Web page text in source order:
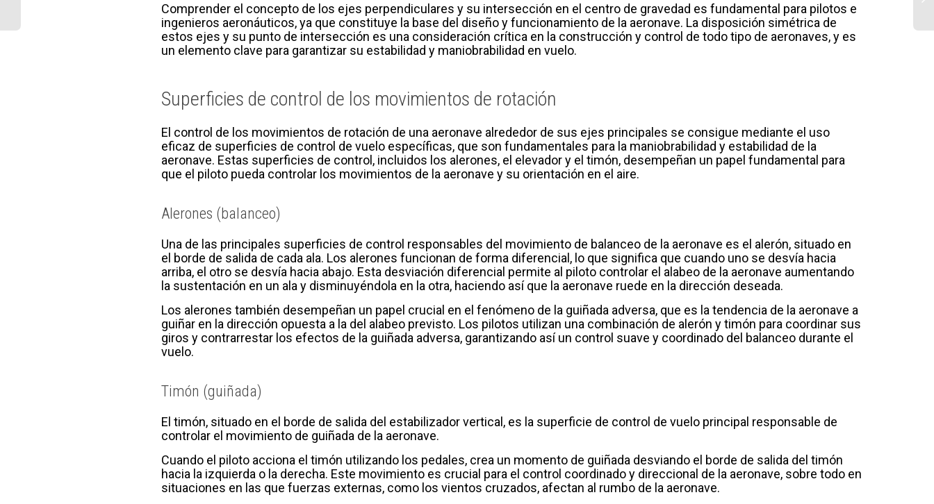
Comprender el concepto de los ejes perpendiculares y su intersección en el centro de gravedad es fundamental para pilotos e
ingenieros aeronáuticos, ya que constituye la base del diseño y funcionamiento de la aeronave. La disposición simétrica de
estos ejes y su punto de intersección es una consideración crítica en la construcción y control de todo tipo de aeronaves, y es
un elemento clave para garantizar su estabilidad y maniobrabilidad en vuelo.
Superficies de control de los movimientos de rotación
El control de los movimientos de rotación de una aeronave alrededor de sus ejes principales se consigue mediante el uso
eficaz de superficies de control de vuelo específicas, que son fundamentales para la maniobrabilidad y estabilidad de la
aeronave. Estas superficies de control, incluidos los alerones, el elevador y el timón, desempeñan un papel fundamental para
que el piloto pueda controlar los movimientos de la aeronave y su orientación en el aire.
Alerones (balanceo)
Una de las principales superficies de control responsables del movimiento de balanceo de la aeronave es el alerón, situado en
el borde de salida de cada ala. Los alerones funcionan de forma diferencial, lo que significa que cuando uno se desvía hacia
arriba, el otro se desvía hacia abajo. Esta desviación diferencial permite al piloto controlar el alabeo de la aeronave aumentando
la sustentación en un ala y disminuyéndola en la otra, haciendo así que la aeronave ruede en la dirección deseada.
Los alerones también desempeñan un papel crucial en el fenómeno de la guiñada adversa, que es la tendencia de la aeronave a
guiñar en la dirección opuesta a la del alabeo previsto. Los pilotos utilizan una combinación de alerón y timón para coordinar sus
giros y contrarrestar los efectos de la guiñada adversa, garantizando así un control suave y coordinado del balanceo durante el
vuelo.
Timón (guiñada)
El timón, situado en el borde de salida del estabilizador vertical, es la superficie de control de vuelo principal responsable de
controlar el movimiento de guiñada de la aeronave.
Cuando el piloto acciona el timón utilizando los pedales, crea un momento de guiñada desviando el borde de salida del timón
hacia la izquierda o la derecha. Este movimiento es crucial para el control coordinado y direccional de la aeronave, sobre todo en
situaciones en las que fuerzas externas, como los vientos cruzados, afectan al rumbo de la aeronave.